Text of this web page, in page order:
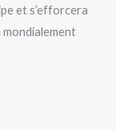
et s’efforcera